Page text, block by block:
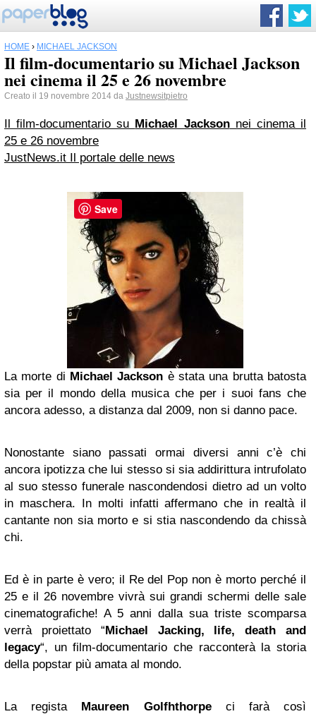
HOME › MICHAEL JACKSON
Il film-documentario su Michael Jackson
nei cinema il 25 e 26 novembre
Creato il 19 novembre 2014 da Justnewsitpietro
Il film-documentario su Michael Jacksonnei cinema il
25 e 26 novembre
JustNews.it Il portale delle news
La morte di Michael Jackson è stata una brutta batosta
sia per il mondo della musica che per i suoi fans che
ancora adesso, a distanza dal 2009, non si danno pace.
Nonostante siano passati ormai diversi anni c’è chi
ancora ipotizza che lui stesso si sia addirittura intrufolato
al suo stesso funerale nascondendosi dietro ad un volto
in maschera. In molti infatti affermano che in realtà il
cantante non sia morto e si stia nascondendo da chissà
chi.
Ed è in parte è vero; il Re del Pop non è morto perché il
25 e il 26 novembre vivrà sui grandi schermi delle sale
cinematografiche! A 5 anni dalla sua triste scomparsa
verrà proiettato “Michael Jacking, life, death and
legacy“, un film-documentario che racconterà la storia
della popstar più amata al mondo.
La regista Maureen Golfhthorpeci farà così
Save